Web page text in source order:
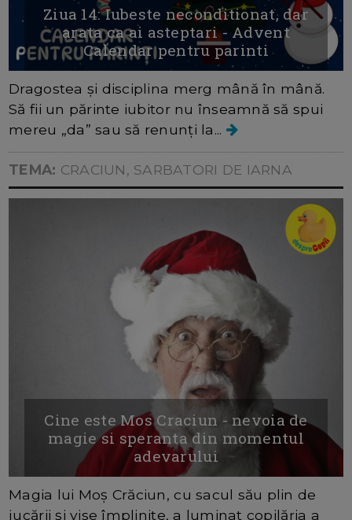
Ziua 14: Iubeste neconditionat, dar
arata ca ai asteptari - Advent
Calendar pentru parinti
Dragostea și disciplina merg mână în mână.
Să fii un părinte iubitor nu înseamnă să spui
mereu „da” sau să renunți la...
TEMA: CRACIUN, SARBATORI DE IARNA
Cine este Mos Craciun - nevoia de
magie si speranta din momentul
adevarului
Magia lui Moș Crăciun, cu sacul său plin de
jucării și vise împlinite, a luminat copilăria a